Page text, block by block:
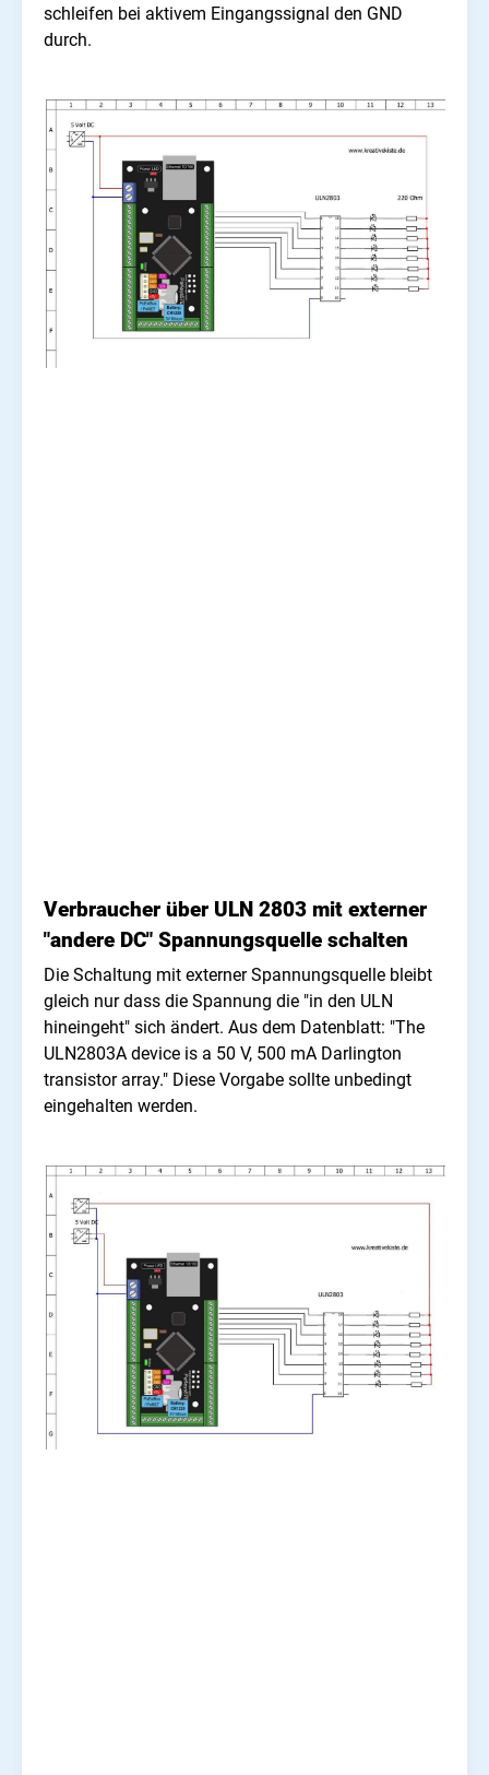
schleifen bei aktivem Eingangssignal den GND
durch.
Verbraucher über ULN 2803 mit externer
"andere DC" Spannungsquelle schalten
Die Schaltung mit externer Spannungsquelle bleibt
gleich nur dass die Spannung die "in den ULN
hineingeht" sich ändert. Aus dem Datenblatt: "The
ULN2803A device is a 50 V, 500 mA Darlington
transistor array." Diese Vorgabe sollte unbedingt
eingehalten werden.